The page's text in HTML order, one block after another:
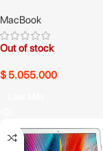
MacBook
Out of stock
$ 5.055.000